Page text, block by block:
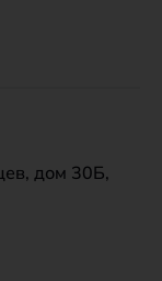
дом 30Б,